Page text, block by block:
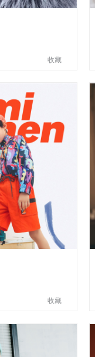
收藏
收藏